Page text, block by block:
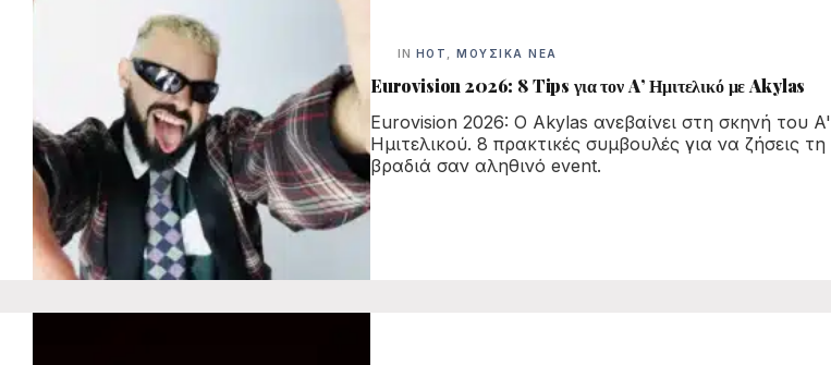
IN HOT ,ΜΟΥΣΙΚΆ ΝΈΑ
Eurovision 2026: 8 Tips για τον A’ Ημιτελικό με Akylas
Eurovision 2026: Ο Akylas ανεβαίνει στη σκηνή του A'
Ημιτελικού. 8 πρακτικές συμβουλές για να ζήσεις τη
βραδιά σαν αληθινό event.